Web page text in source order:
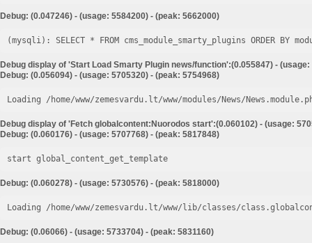
Debug: (0.047246) - (usage: 5584200) - (peak: 5662000)
Debug display of 'Start Load Smarty Plugin news/function':(0.055847) -
Debug: (0.056094) - (usage: 5705320) - (peak: 5754968)
Loading /home/www/zemesvardu.lt/www/modules/News/
Debug display of 'Fetch globalcontent:Nuorodos start':(0.060102) - (usage:
Debug: (0.060176) - (usage: 5707768) - (peak: 5817848)
start global_content_get_template
Debug: (0.060278) - (usage: 5730576) - (peak: 5818000)
Loading /home/www/zemesvardu.lt/www/lib/classes/
Debug: (0.06066) - (usage: 5733704) - (peak: 5831160)